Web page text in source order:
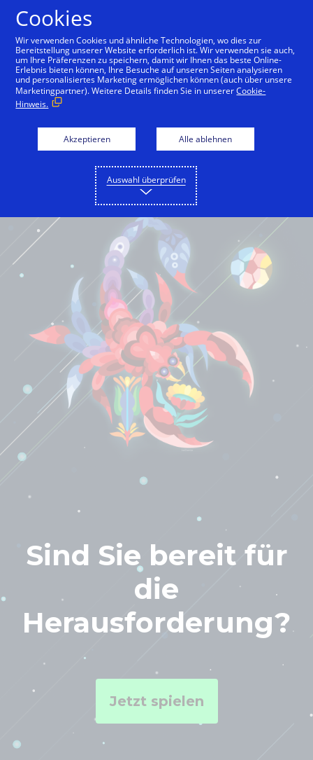
Deutsch
Sind Sie bereit für
die
Herausforderung?
Jetzt spielen
Cookies
Wir verwenden Cookies und ähnliche Technologien, wo dies zur
Bereitstellung unserer Website erforderlich ist. Wir verwenden sie auch,
um Ihre Präferenzen zu speichern, damit wir Ihnen das beste Online-
Erlebnis bieten können, Ihre Besuche auf unseren Seiten analysieren
und personalisiertes Marketing ermöglichen können (auch über unsere
Marketingpartner). Weitere Details finden Sie in unsererCookie-
Hinweis.
Akzeptieren Alle ablehnen
Auswahl überprüfen